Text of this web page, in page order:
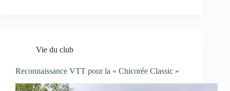
Vie du club
Reconnaissance VTT pour la « Chicorée Classic »